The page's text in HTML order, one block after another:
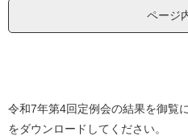
ページ
令和7年第4回定例会の結果を御覧
をダウンロードしてください。